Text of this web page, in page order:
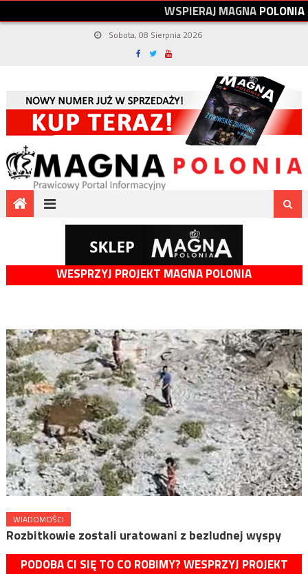
WSPIERAJMAGNAPOLONIA
Sobota, 08 Sierpnia 2026
WESPRZYJ PROJEKT MAGNA POLONIA
WIADOMOŚCI
Rozbitkowie zostali uratowani z bezludnej wyspy
PODOBA CI SIĘ TO CO ROBIMY? WESPRZYJ PROJEKT